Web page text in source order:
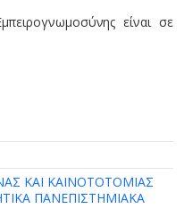
είναι σε
ΚΑΙ ΚΑΙΝΟΤΟΤΟΜΙΑΣ
ΠΑΝΕΠΙΣΤΗΜΙΑΚΑ